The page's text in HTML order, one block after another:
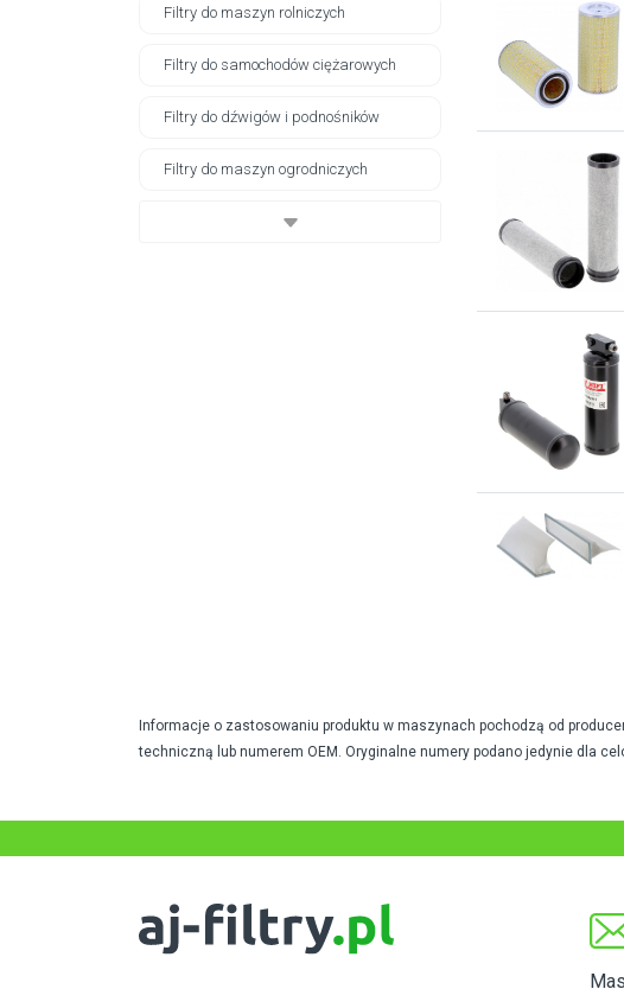
Filtry do maszyn rolniczych
Filtry do samochodów ciężarowych
Filtry do dźwigów i podnośników
Filtry do maszyn ogrodniczych
Informacje o zastosowaniu produktu w maszynach pochodzą od
techniczną lub numerem OEM. Oryginalne numery podano jedynie dla